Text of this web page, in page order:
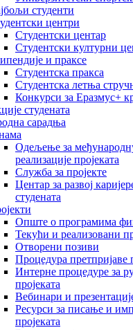
студенти
центри
Студентски центар
Студентски културни
и праксе
Студентска пракса
Студентска летња
Конкурси за Еразмус+
студената
сарадња
Одељење за
реализације пројеката
Служба за пројекте
Центар за развој
студената
Опште о програмима
Текући и реализовани
Отворени позиви
Процедура претпријаве
Интерне процедуре за
пројеката
Вебинари и
Ресурси за писање и
пројеката